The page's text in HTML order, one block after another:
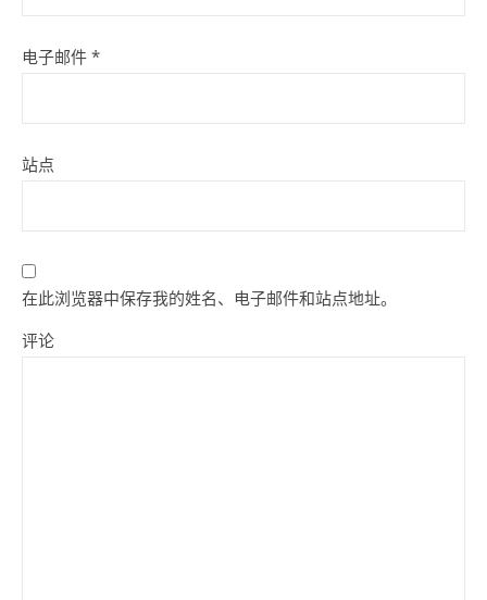
电子邮件 *
站点
在此浏览器中保存我的姓名、电子邮件和站点地址。
评论